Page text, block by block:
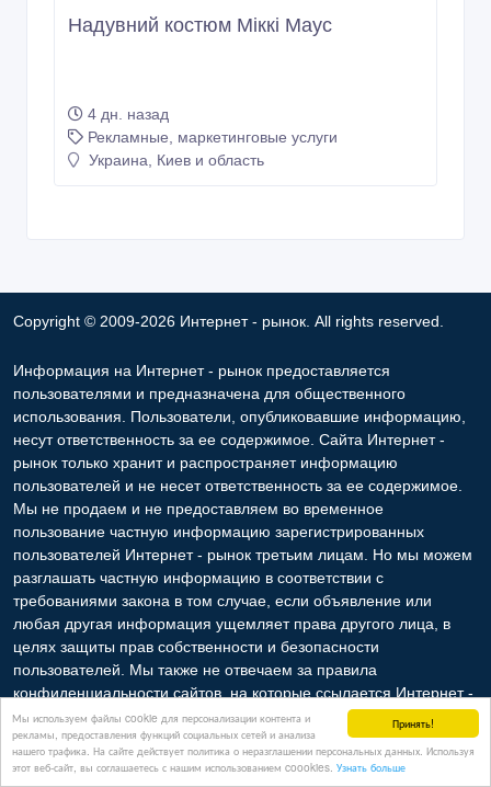
Принять!
Мы используем файлы cookie для персонализации контента и
рекламы, предоставления функций социальных сетей и анализа
нашего трафика. На сайте действует политика о неразглашении персональных данных. Используя
этот веб-сайт, вы соглашаетесь с нашим использованием coookies. Узнать больше
Надувний костюм Міккі Маус
4 дн. назад
Рекламные, маркетинговые услуги
Украина, Киев и область
Copyright © 2009-2026 Интернет - рынок. All rights reserved.
Информация на Интернет - рынок предоставляется
пользователями и предназначена для общественного
использования. Пользователи, опубликовавшие информацию,
несут ответственность за ее содержимое. Сайта Интернет -
рынок только хранит и распространяет информацию
пользователей и не несет ответственность за ее содержимое.
Мы не продаем и не предоставляем во временное
пользование частную информацию зарегистрированных
пользователей Интернет - рынок третьим лицам. Но мы можем
разглашать частную информацию в соответствии с
требованиями закона в том случае, если объявление или
любая другая информация ущемляет права другого лица, в
целях защиты прав собственности и безопасности
пользователей. Мы также не отвечаем за правила
конфиденциальности сайтов, на которые ссылается Интернет -
рынок. На некоторых страницах нашего сайта представлена
реклама Google Adsense Advertising Network. Чтобы узнать
подробней о правилах конфиденциальности Googleнажмите